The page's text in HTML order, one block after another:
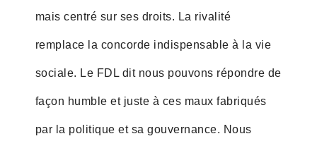
mais centré sur ses droits. La rivalité
remplace la concorde indispensable à la vie
sociale. Le FDL dit nous pouvons répondre de
façon humble et juste à ces maux fabriqués
par la politique et sa gouvernance. Nous